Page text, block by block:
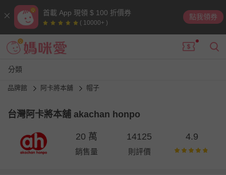
首載 App 現領 $ 100 折價券
( 10000+ )
點我領券
分類
品牌館 阿卡將本舖 帽子
台灣阿卡將本舖 akachan honpo
20 萬
銷售量
14125
則評價
4.9